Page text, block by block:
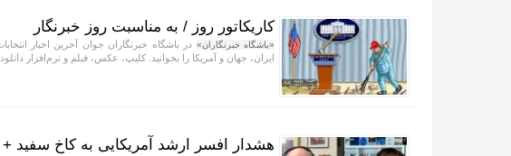
کاریکاتور روز / به مناسبت روز خبرنگار
«باشگاه خبرنگاران» در باشگاه خبرنگاران جوان آخرین اخبار
ایران، جهان و آمریکا را بخوانید. کلیپ، عکس، فیلم و نرم‌افزار دانلود
هشدار افسر ارشد آمریکایی به کاخ سفید +